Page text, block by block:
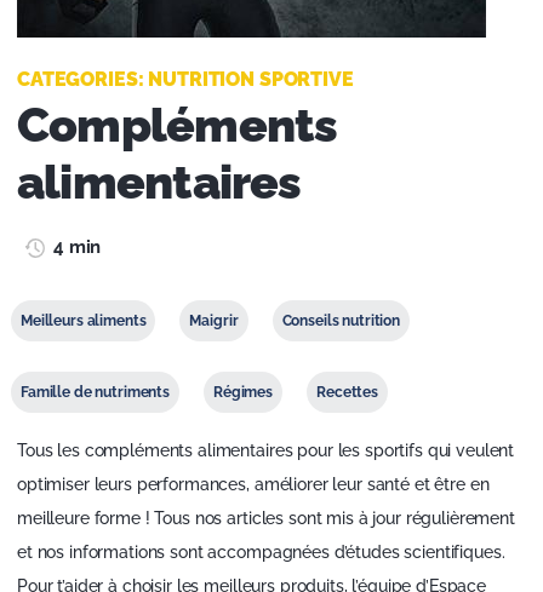
CATEGORIES: NUTRITION SPORTIVE
Compléments
alimentaires
4 min
Meilleurs aliments Maigrir Conseils nutrition
Famille de nutriments Régimes Recettes
Tous les compléments alimentaires pour les sportifs qui veulent
optimiser leurs performances, améliorer leur santé et être en
meilleure forme ! Tous nos articles sont mis à jour régulièrement
et nos informations sont accompagnées d’études scientifiques.
Pour t’aider à choisir les meilleurs produits, l’équipe d’Espace